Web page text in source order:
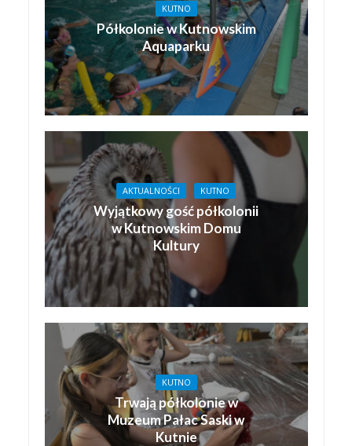
KUTNO
Półkolonie w Kutnowskim
Aquaparku
AKTUALNOŚCI KUTNO
Wyjątkowy gość półkolonii
w Kutnowskim Domu
Kultury
KUTNO
Trwają półkolonie w
Muzeum Pałac Saski w
Kutnie